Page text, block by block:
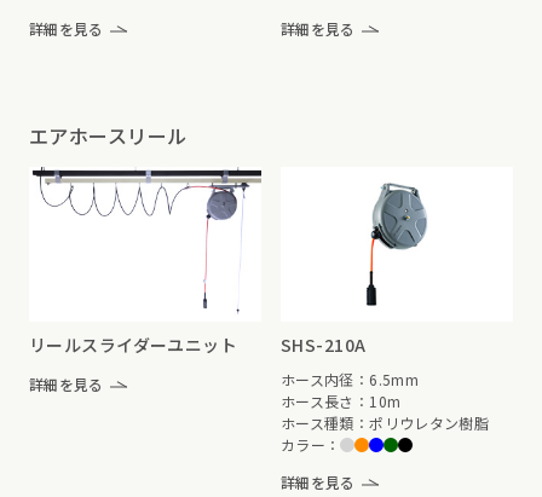
詳細を見る
詳細を見る
エアホースリール
リールスライダーユニット
詳細を見る
SHS-210A
ホース内径：6.5mm
ホース長さ：10m
ホース種類：ポリウレタン樹脂
カラー：
詳細を見る